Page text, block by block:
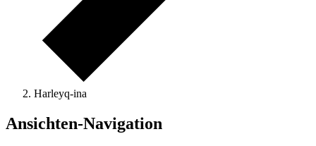
Harleyq-ina
Veranstaltungen
Ansichten-Navigation